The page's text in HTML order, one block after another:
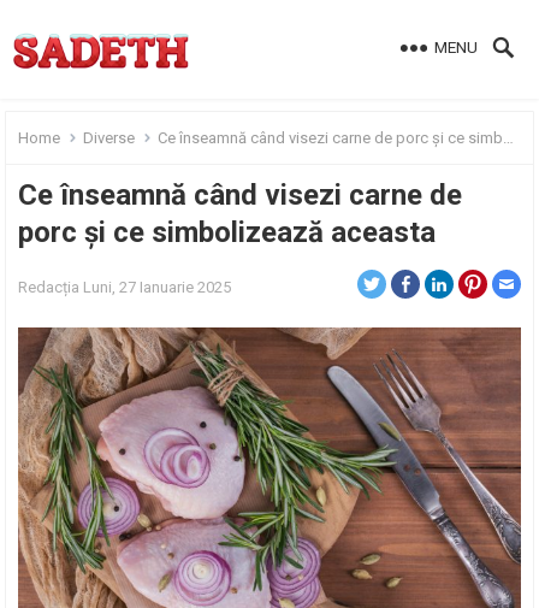
MENU
Home Diverse Ce înseamnă când visezi carne de porc și ce simbolizează aceasta
Ce înseamnă când visezi carne de
porc și ce simbolizează aceasta
Redacția Luni, 27 Ianuarie 2025